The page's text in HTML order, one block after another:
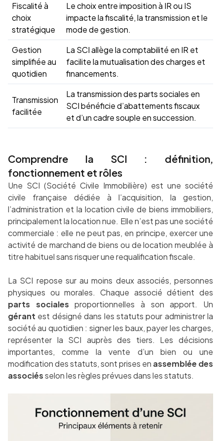
Fiscalité à
choix
stratégique
Le choix entre imposition à IR ou IS
impacte la fiscalité, la transmission et le
mode de gestion.
Gestion
simplifiée au
quotidien
La SCI allège la comptabilité en IR et
facilite la mutualisation des charges et
financements.
Transmission
facilitée
La transmission des parts sociales en
SCI bénéficie d’abattements fiscaux
et d’un cadre souple en succession.
Comprendre la SCI : définition,
fonctionnement et rôles
Une SCI (Société Civile Immobilière) est une société
civile française dédiée à l’acquisition, la gestion,
l’administration et la location civile de biens immobiliers,
principalement la location nue. Elle n’est pas une société
commerciale : elle ne peut pas, en principe, exercer une
activité de marchand de biens ou de location meublée à
titre habituel sans risquer une requalification fiscale.
La SCI repose sur au moins deux associés, personnes
physiques ou morales. Chaque associé détient des
parts sociales proportionnelles à son apport. Un
gérant est désigné dans les statuts pour administrer la
société au quotidien : signer les baux, payer les charges,
représenter la SCI auprès des tiers. Les décisions
importantes, comme la vente d’un bien ou une
modification des statuts, sont prises en assemblée des
associésselon les règles prévues dans les statuts.